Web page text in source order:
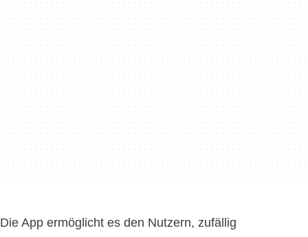
Die App ermöglicht es den Nutzern, zufällig